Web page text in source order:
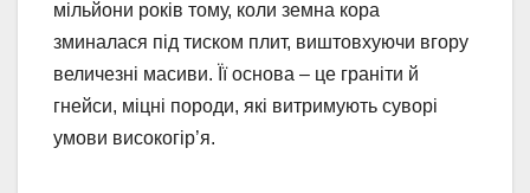
мільйони років тому, коли земна кора
зминалася під тиском плит, виштовхуючи вгору
величезні масиви. Її основа – це граніти й
гнейси, міцні породи, які витримують суворі
умови високогір’я.